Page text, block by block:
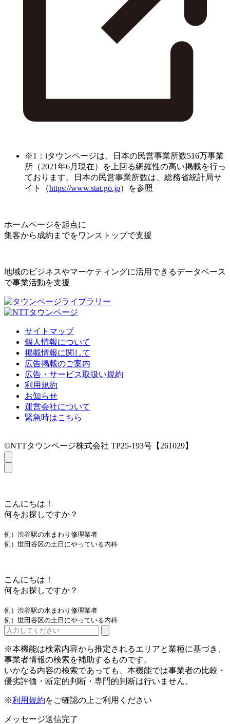
※1：iタウンページは、日本の民営事業所数516万事業
所（2021年6月現在）を上回る網羅性の高い掲載を行っ
ております。日本の民営事業所数は、総務省統計局サ
イト（https://www.stat.go.jp）を参照
ホームページを起点に
集客から成約までをワンストップで支援
地域のビジネスやマーケティングに活用できるデータベース
で事業活動を支援
サイトマップ
個人情報について
掲載情報に関して
広告掲載のご案内
広告・サービス取扱い規約
利用規約
お知らせ
運営会社について
緊急時はこちら
©NTTタウンページ株式会社 TP25-193号【261029】
こんにちは！
何をお探しですか？
例）渋谷駅の水まわり修理業者
例）世田谷区の土日にやっている内科
こんにちは！
何をお探しですか？
例）渋谷駅の水まわり修理業者
例）世田谷区の土日にやっている内科
※本機能は検索内容から推定されるエリアと業種に基づき、
事業者情報の検索を補助するものです。
いかなる内容の検索であっても、本機能では事業者の比較・
優劣評価・断定的判断・専門的判断は行いません。
※利用規約をご確認の上ご利用ください
メッセージ送信完了